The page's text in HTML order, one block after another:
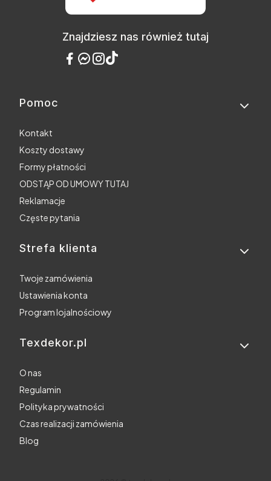
Znajdziesz nas również tutaj
Linki w stopce
Pomoc
Kontakt
Koszty dostawy
Formy płatności
ODSTĄP OD UMOWY TUTAJ
Reklamacje
Częste pytania
Strefa klienta
Twoje zamówienia
Ustawienia konta
Program lojalnościowy
Texdekor.pl
O nas
Regulamin
Polityka prywatności
Czas realizacji zamówienia
Blog